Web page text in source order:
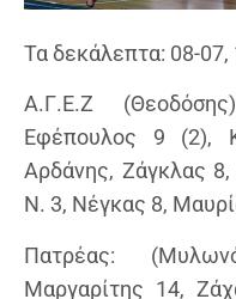
Τα δεκάλεπτα: 08-07,
Α.Γ.Ε.Ζ
Εφέπουλος 9 (2),
Αρδάνης, Ζάγκλας
Ν. 3, Νέγκας 8,
Πατρέας:
Μαργαρίτης 14,